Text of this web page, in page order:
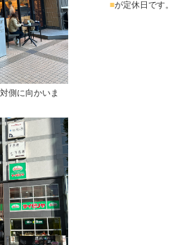
側に向かいま
■が定休日です。